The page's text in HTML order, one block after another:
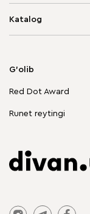
Katalog
G'olib
Red Dot Award
Runet reytingi